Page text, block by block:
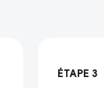
ÉTAPE 3